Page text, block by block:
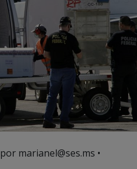
por marianel@ses.ms •